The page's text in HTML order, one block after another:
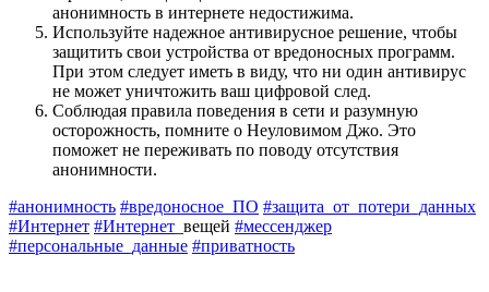
анонимность в интернете недостижима.
Используйте надежное антивирусное решение, чтобы
защитить свои устройства от вредоносных программ.
При этом следует иметь в виду, что ни один антивирус
не может уничтожить ваш цифровой след.
Соблюдая правила поведения в сети и разумную
осторожность, помните о Неуловимом Джо. Это
поможет не переживать по поводу отсутствия
анонимности.
#анонимность #вредоносное_ПО #защита_от_потери_данных
#Интернет #Интернет _вещей #мессенджер
#персональные_данные #приватность